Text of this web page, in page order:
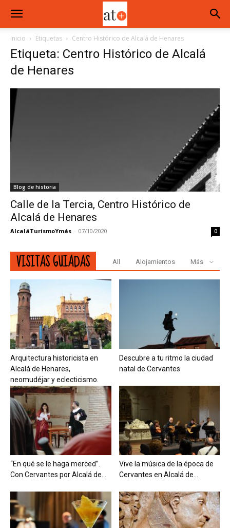
Inicio Etiquetas Centro Histórico de Alcalá de Henares
Etiqueta: Centro Histórico de Alcalá
de Henares
Blog de historia
Calle de la Tercia, Centro Histórico de
Alcalá de Henares
AlcaláTurismoYmás - 07/10/2020 0
VISITAS GUIADAS All Alojamientos Más
Arquitectura historicista en
Alcalá de Henares,
neomudéjar y eclecticismo.
Descubre a tu ritmo la ciudad
natal de Cervantes
“En qué se le haga merced”.
Con Cervantes por Alcalá de...
Vive la música de la época de
Cervantes en Alcalá de...